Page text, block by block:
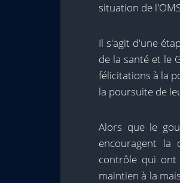
situation de
Il s'agit d'une
de la santé et le
félicitations à la
la poursuite de
Alors que le
encouragent la
contrôle qui ont
maintien à la